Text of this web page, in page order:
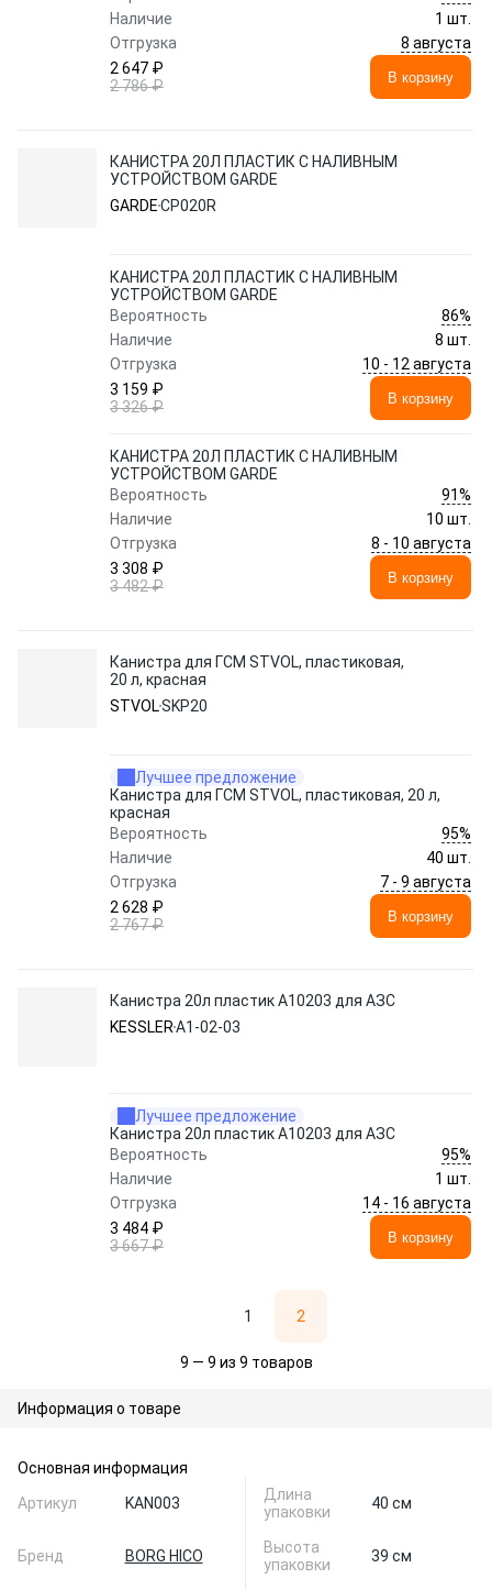
Наличие
1 шт.
Отгрузка
8 августа
2 647 ₽
2 786 ₽
В корзину
КАНИСТРА 20Л ПЛАСТИК С НАЛИВНЫМ
УСТРОЙСТВОМ GARDE
GARDECP020R
КАНИСТРА 20Л ПЛАСТИК С НАЛИВНЫМ
УСТРОЙСТВОМ GARDE
Вероятность
86%
Наличие
8 шт.
Отгрузка
10 - 12 августа
3 159 ₽
3 326 ₽
В корзину
КАНИСТРА 20Л ПЛАСТИК С НАЛИВНЫМ
УСТРОЙСТВОМ GARDE
Вероятность
91%
Наличие
10 шт.
Отгрузка
8 - 10 августа
3 308 ₽
3 482 ₽
В корзину
Канистра для ГСМ STVOL, пластиковая,
20 л, красная
STVOLSKP20
Лучшее предложение
Канистра для ГСМ STVOL, пластиковая, 20 л,
красная
Вероятность
95%
Наличие
40 шт.
Отгрузка
7 - 9 августа
2 628 ₽
2 767 ₽
В корзину
Канистра 20л пластик А10203 для АЗС
KESSLERА1-02-03
Лучшее предложение
Канистра 20л пластик А10203 для АЗС
Вероятность
95%
Наличие
1 шт.
Отгрузка
14 - 16 августа
3 484 ₽
3 667 ₽
В корзину
1 2
9 — 9 из 9 товаров
Информация о товаре
Основная информация
Артикул
KAN003
Бренд BORG HICO
Длина
упаковки
40 см
Высота
упаковки
39 см